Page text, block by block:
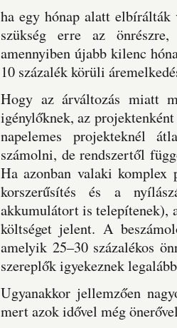
ha egy hónap alatt
szükség erre az
amennyiben újabb kilenc
10 százalék körüli
Hogy az árváltozás miatt
igénylőknek, az
napelemes projekteknél
számolni, de rendszertől
Ha azonban valaki komplex
korszerűsítés és a
akkumulátort is telepítenek),
költséget jelent. A
amelyik 25–30 százalékos
szereplők igyekeznek
Ugyanakkor jellemzően
mert azok idővel még